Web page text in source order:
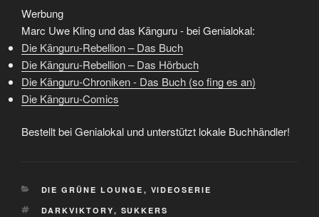
Werbung
Marc Uwe Kling und das Känguru - bei Genialokal:
Die Känguru-Rebellion – Das Buch
Die Känguru-Rebellion – Das Hörbuch
Die Känguru-Chroniken - Das Buch (so fing es an)
Die Känguru-Comics
Bestellt bei Genialokal und unterstützt lokale Buchhändler!
KATEGORIEN
DIE GRÜNE LOUNGE , VIDEOSERIE
SCHLAGWÖRTER
DARKVIKTORY, SUKKERS